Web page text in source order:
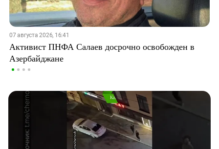
07 августа 2026, 16:41
Активист ПНФА Салаев досрочно освобожден в
Азербайджане